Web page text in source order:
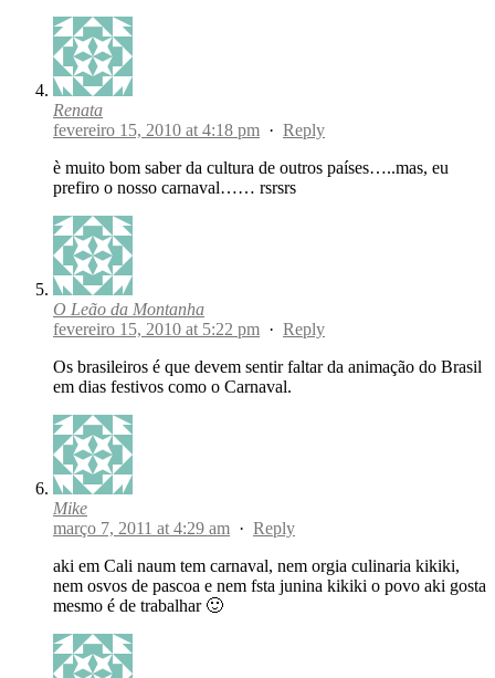
Renata
fevereiro 15, 2010 at 4:18 pm · Reply
è muito bom saber da cultura de outros países…..mas, eu
prefiro o nosso carnaval…… rsrsrs
O Leão da Montanha
fevereiro 15, 2010 at 5:22 pm · Reply
Os brasileiros é que devem sentir faltar da animação do Brasil
em dias festivos como o Carnaval.
Mike
março 7, 2011 at 4:29 am · Reply
aki em Cali naum tem carnaval, nem orgia culinaria kikiki,
nem osvos de pascoa e nem fsta junina kikiki o povo aki gosta
mesmo é de trabalhar 🙂